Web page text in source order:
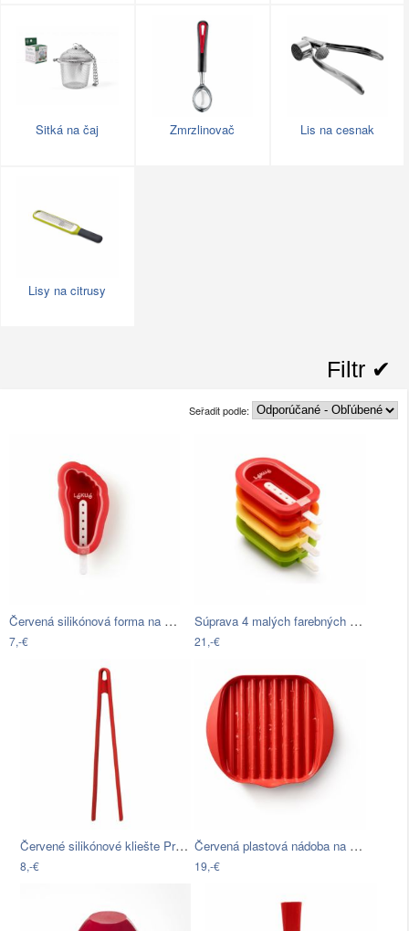
Sitká na čaj Zmrzlinovač Lis na cesnak
Lisy na citrusy
Filtr ✔︎
Seřadit podle:
Červená silikónová forma na zmrzlinu v…
7,-€
Súprava 4 malých farebných silikónových…
21,-€
Červené silikónové kliešte Premier…
8,-€
Červená plastová nádoba na prípravu…
19,-€